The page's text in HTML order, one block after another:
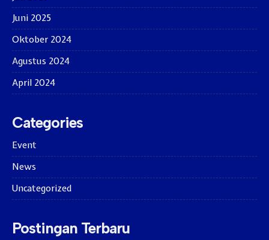
Juni 2025
Oktober 2024
Agustus 2024
April 2024
Categories
Event
News
Uncategorized
Postingan Terbaru